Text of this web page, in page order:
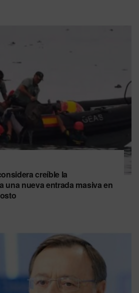
creíble la
una nueva entrada masiva en